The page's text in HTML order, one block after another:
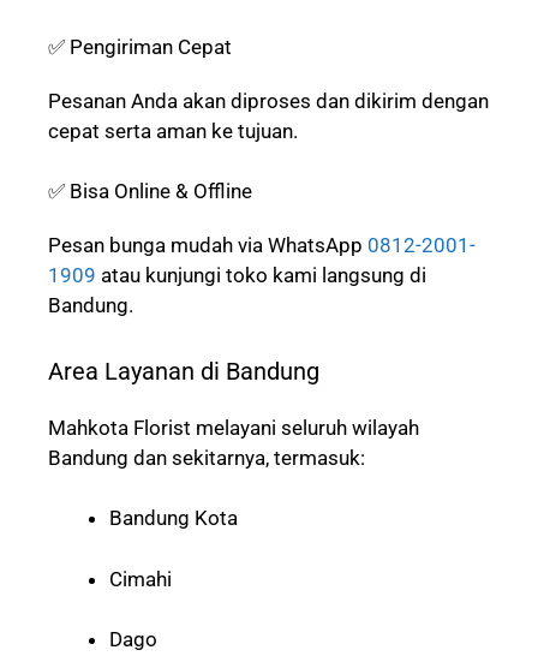
✅ Pengiriman Cepat
Pesanan Anda akan diproses dan dikirim dengan
cepat serta aman ke tujuan.
✅ Bisa Online & Offline
Pesan bunga mudah via WhatsApp 0812-2001-
1909 atau kunjungi toko kami langsung di
Bandung.
Area Layanan di Bandung
Mahkota Florist melayani seluruh wilayah
Bandung dan sekitarnya, termasuk:
Bandung Kota
Cimahi
Dago